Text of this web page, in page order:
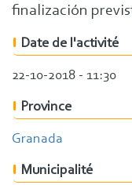
finalización
Date de l'activité
22-10-2018 - 11:30
Province
Granada
Municipalité